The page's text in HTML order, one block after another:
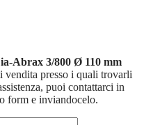
Abrax 3/800 Ø 110 mm
vendita presso i quali trovarli
puoi contattarci in
form e inviandocelo.